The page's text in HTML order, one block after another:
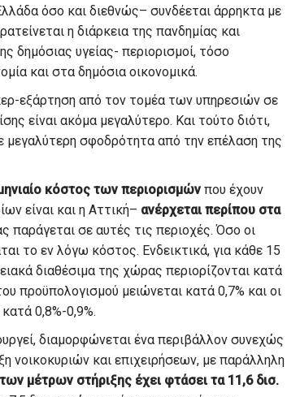
όσο και διεθνώς– συνδέεται άρρηκτα με
η διάρκεια της πανδημίας και
δημόσιας υγείας- περιορισμοί, τόσο
και στα δημόσια οικονομικά.
εξάρτηση από τον τομέα των υπηρεσιών σε
είναι ακόμα μεγαλύτερο. Και τούτο διότι,
μεγαλύτερη σφοδρότητα από την επέλαση της
κόστος των περιορισμών που έχουν
είναι και η Αττική– ανέρχεται περίπου στα
παράγεται σε αυτές τις περιοχές. Όσο οι
το εν λόγω κόστος. Ενδεικτικά, για κάθε 15
διαθέσιμα της χώρας περιορίζονται κατά
προϋπολογισμού μειώνεται κατά 0,7% και οι
0,8%-0,9%.
διαμορφώνεται ένα περιβάλλον συνεχώς
νοικοκυριών και επιχειρήσεων, με παράλληλη
μέτρων στήριξης έχει φτάσει τα 11,6 δισ.